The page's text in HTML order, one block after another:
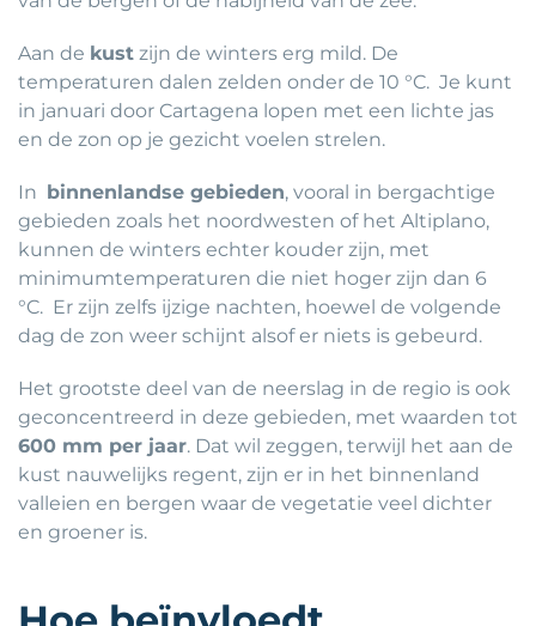
Aan de kust zijn de winters erg mild. De
temperaturen dalen zelden onder de 10 °C. Je kunt
in januari door Cartagena lopen met een lichte jas
en de zon op je gezicht voelen strelen.
In binnenlandse gebieden, vooral in bergachtige
gebieden zoals het noordwesten of het Altiplano,
kunnen de winters echter kouder zijn, met
minimumtemperaturen die niet hoger zijn dan 6
°C. Er zijn zelfs ijzige nachten, hoewel de volgende
dag de zon weer schijnt alsof er niets is gebeurd.
Het grootste deel van de neerslag in de regio is ook
geconcentreerd in deze gebieden, met waarden tot
600 mm per jaar. Dat wil zeggen, terwijl het aan de
kust nauwelijks regent, zijn er in het binnenland
valleien en bergen waar de vegetatie veel dichter
en groener is.